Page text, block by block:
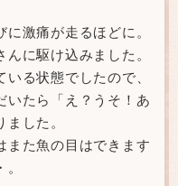
激痛が走るほどに。
に駆け込みました。
る状態でしたので、
いたら「え？うそ！あ
した。
また魚の目はできます